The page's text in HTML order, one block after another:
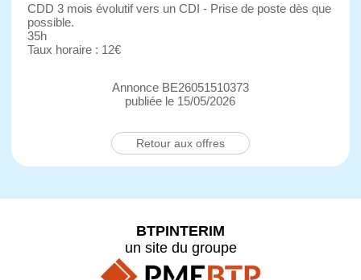
CDD 3 mois évolutif vers un CDI - Prise de poste dès que
possible.
35h
Taux horaire : 12€
Annonce BE26051510373
publiée le 15/05/2026
Retour aux offres
BTPINTERIM
un site du groupe